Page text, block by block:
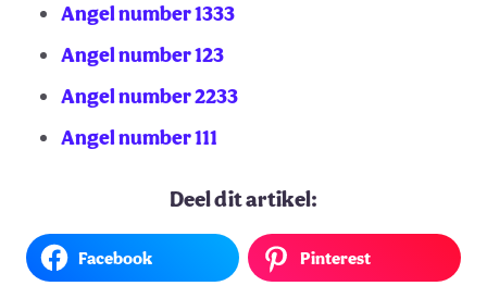
Angel number 1333
Angel number 123
Angel number 2233
Angel number 111
Deel dit artikel:
Facebook Pinterest